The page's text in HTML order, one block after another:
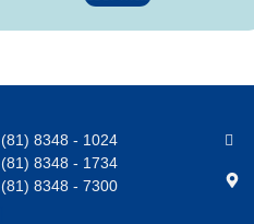
(81) 8348 - 1024
(81) 8348 - 1734
(81) 8348 - 7300